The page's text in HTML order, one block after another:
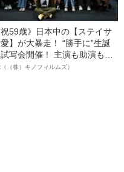
祝59歳》日本中の【ステイサ
愛】が大暴走！ “勝手に”生誕
写会開催！ 主演も助演も全
テイサム！「ステサミー
（株）キノフィルムズ）